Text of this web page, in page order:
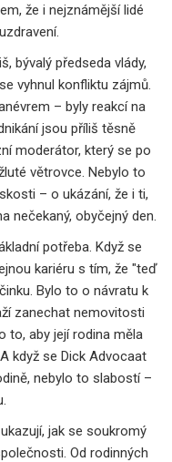
že i nejznámější lidé
, bývalý předseda vlády,
vyhnul konfliktu zájmů.
– byly reakcí na
jsou příliš těsně
moderátor, který se po
větrovce. Nebylo to
– o ukázání, že i ti,
nečekaný, obyčejný den.
potřeba. Když se
kariéru s tím, že "teď
Bylo to o návratu k
zanechat nemovitosti
to, aby její rodina měla
když se Dick Advocaat
nebylo to slabostí –
jak se soukromý
Od rodinných